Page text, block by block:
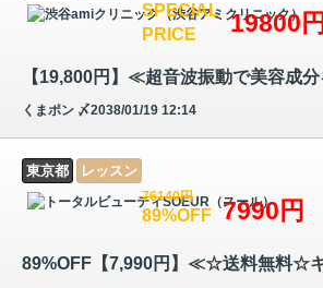
SPECIAL
PRICE
19800円
くまポン 〆2038/01/19 12:14
東京都 レッスン
76140円
89%OFF 7990円